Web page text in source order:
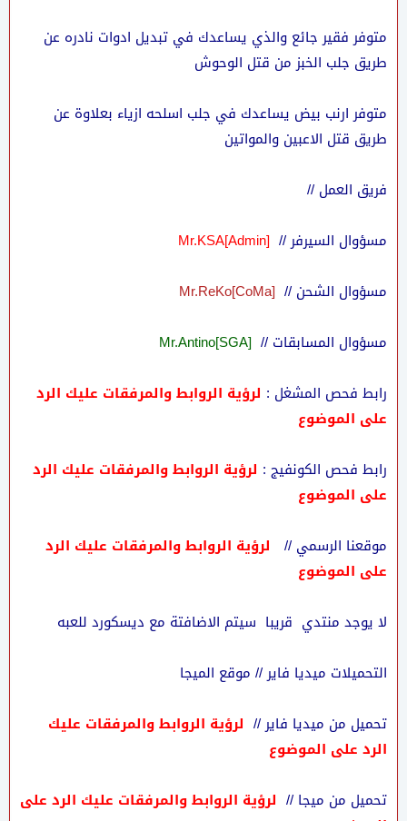
متوفر فقير جائع والذي يساعدك في تبديل ادوات نادره عن
طريق جلب الخبز من قتل الوحوش
متوفر ارنب بيض يساعدك في جلب اسلحه ازياء بعلاوة عن
طريق قتل الاعبين والمواتين
فريق العمل //
مسؤوال السيرفر //[Admin]Mr.KSA
مسؤوال الشحن // [CoMa]Mr.ReKo
مسؤوال المسابقات //[SGA]Mr.Antino
رابط فحص المشغل : لرؤية الروابط والمرفقات عليك الرد
على الموضوع
رابط فحص الكونفيج : لرؤية الروابط والمرفقات عليك الرد
على الموضوع
موقعنا الرسمي // لرؤية الروابط والمرفقات عليك الرد
على الموضوع
لا يوجد منتدي قريبا سيتم الاضافتة مع ديسكورد للعبه
التحميلات ميديا فاير // موقع الميجا
تحميل من ميديا فاير // لرؤية الروابط والمرفقات عليك
الرد على الموضوع
تحميل من ميجا // لرؤية الروابط والمرفقات عليك الرد على